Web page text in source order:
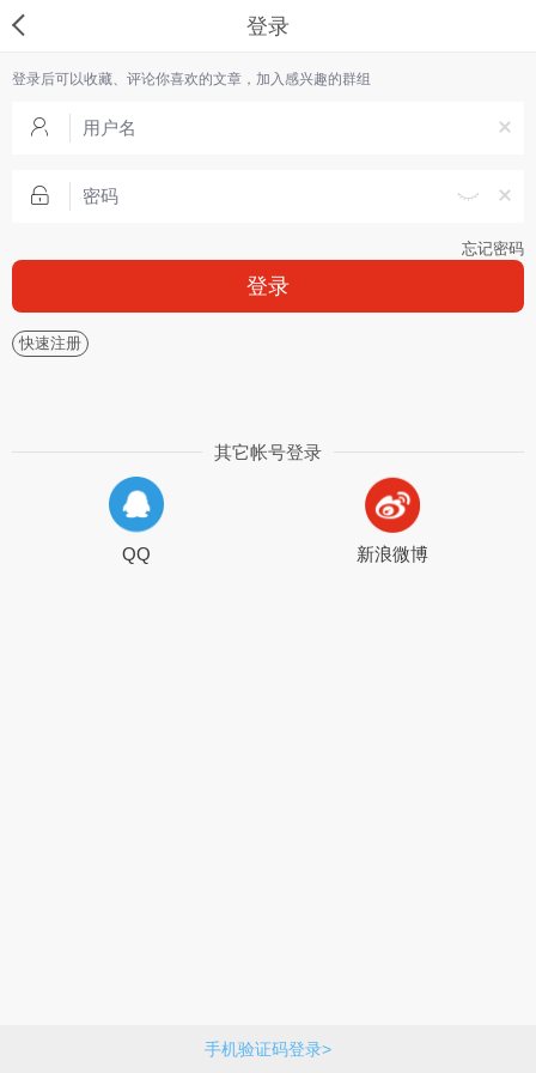
登录
登录后可以收藏、评论你喜欢的文章，加入感兴趣的群组
忘记密码
登录
快速注册
手机验证码登录>
其它帐号登录
QQ 新浪微博